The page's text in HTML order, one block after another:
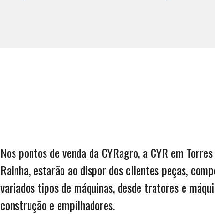
Nos pontos de venda da CYRagro, a CYR em
Rainha, estarão ao dispor dos clientes peças,
variados tipos de máquinas, desde tratores e
construção e empilhadores.